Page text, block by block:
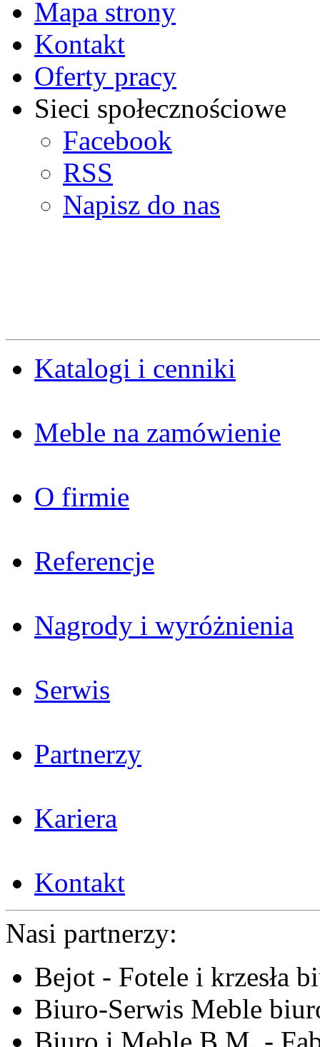
Mapa strony
Kontakt
Oferty pracy
Sieci społecznościowe
Facebook
RSS
Napisz do nas
Katalogi i cenniki
Meble na zamówienie
O firmie
Referencje
Nagrody i wyróżnienia
Serwis
Partnerzy
Kariera
Kontakt
Nasi partnerzy:
Bejot - Fotele i krzesła
Biuro-Serwis Meble